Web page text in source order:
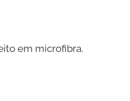
em microfibra.